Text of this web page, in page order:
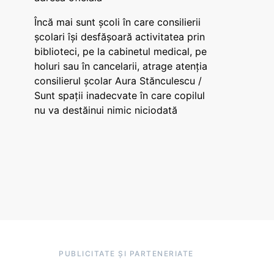
Încă mai sunt școli în care consilierii
școlari își desfășoară activitatea prin
biblioteci, pe la cabinetul medical, pe
holuri sau în cancelarii, atrage atenția
consilierul școlar Aura Stănculescu /
Sunt spații inadecvate în care copilul
nu va destăinui nimic niciodată
PUBLICITATE ȘI PARTENERIATE